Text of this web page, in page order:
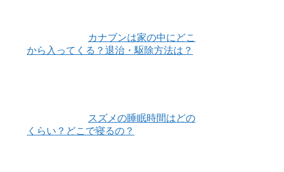
カナブンは家の中にどこ
から入ってくる？退治・駆除方法は？
スズメの睡眠時間はどの
くらい？どこで寝るの？